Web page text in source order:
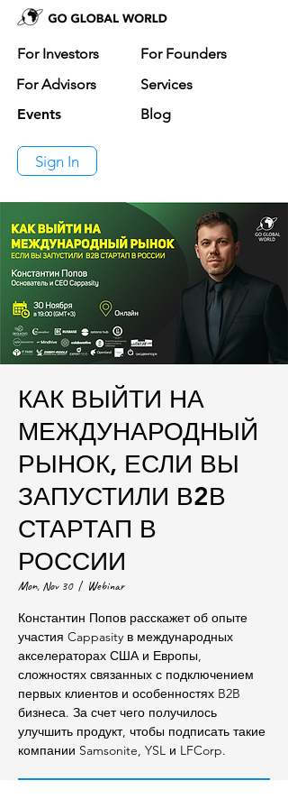
For Founders
For Investors
For Advisors
Services
Events
Blog
Sign In
КАК ВЫЙТИ НА
МЕЖДУНАРОДНЫЙ
РЫНОК, ЕСЛИ ВЫ
ЗАПУСТИЛИ В2В
СТАРТАП В
РОССИИ
Mon, Nov 30
  |
Webinar
Константин Попов расскажет об опыте
участия Cappasity в международных
акселераторах США и Европы,
сложностях связанных с подключением
первых клиентов и особенностях B2B
бизнеса. За счет чего получилось
улучшить продукт, чтобы подписать такие
компании Samsonite, YSL и LFCorp.